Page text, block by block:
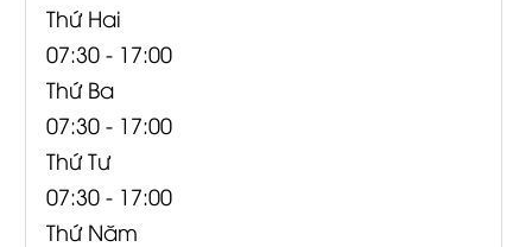
Thứ Hai
07:30 - 17:00
Thứ Ba
07:30 - 17:00
Thứ Tư
07:30 - 17:00
Thứ Năm